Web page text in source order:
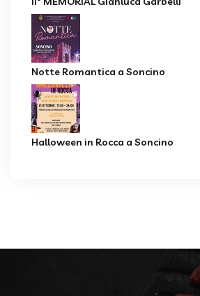
Notte Romantica a Soncino
Halloween in Rocca a Soncino